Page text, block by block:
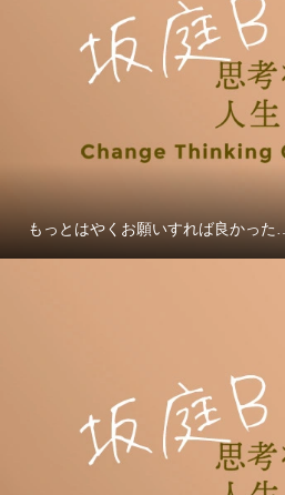
もっとはやくお願いすれば良かった…